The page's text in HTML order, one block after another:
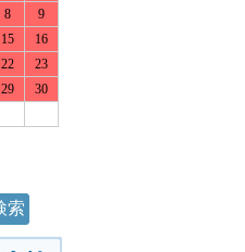
8
9
15
16
22
23
29
30